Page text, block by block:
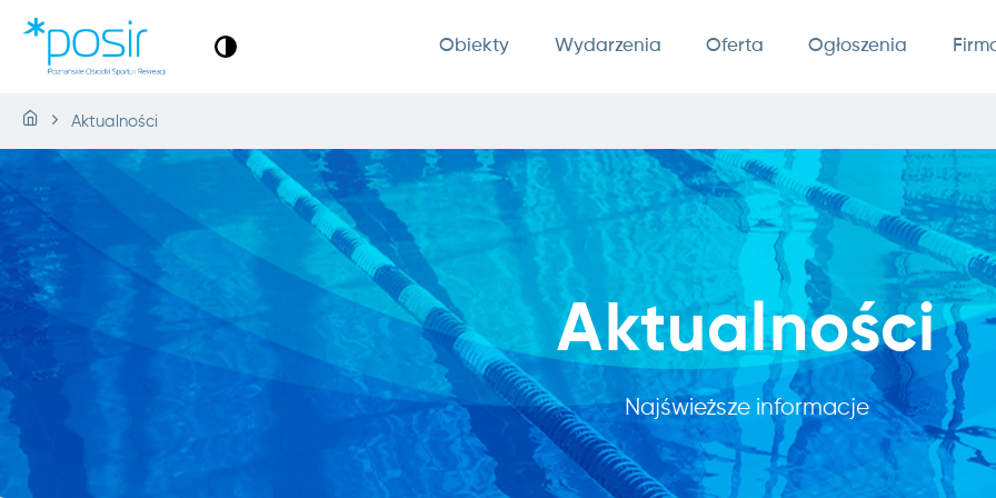
Obiekty Wydarzenia Oferta Ogłoszenia
Aktualności
Aktualności
Najświeższe informacje